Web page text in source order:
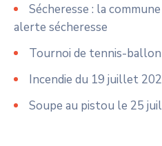
Sécheresse : la
alerte sécheresse
Tournoi de tennis-
Incendie du 19 juillet
Soupe au pistou le 25